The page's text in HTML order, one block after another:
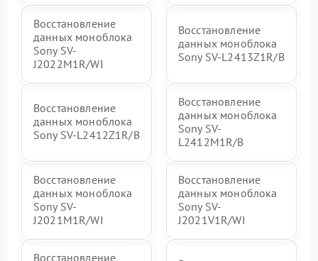
Восстановление
данных моноблока
Sony SV-
J2022M1R/WI
Восстановление
данных моноблока
Sony SV-L2413Z1R/B
Восстановление
данных моноблока
Sony SV-L2412Z1R/B
Восстановление
данных моноблока
Sony SV-
L2412M1R/B
Восстановление
данных моноблока
Sony SV-
J2021M1R/WI
Восстановление
данных моноблока
Sony SV-
J2021V1R/WI
Восстановление